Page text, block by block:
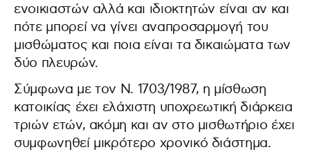
ενοικιαστών αλλά και ιδιοκτητών είναι αν και
πότε μπορεί να γίνει αναπροσαρμογή του
μισθώματος και ποια είναι τα δικαιώματα των
δύο πλευρών.
Σύμφωνα με τον Ν. 1703/1987, η μίσθωση
κατοικίας έχει ελάχιστη υποχρεωτική διάρκεια
τριών ετών, ακόμη και αν στο μισθωτήριο έχει
συμφωνηθεί μικρότερο χρονικό διάστημα.